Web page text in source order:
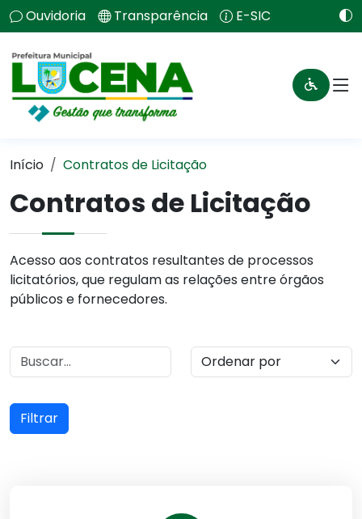
Ouvidoria Transparência E-SIC
Início Contratos de Licitação
Contratos de Licitação
Acesso aos contratos resultantes de processos
licitatórios, que regulam as relações entre órgãos
públicos e fornecedores.
Filtrar